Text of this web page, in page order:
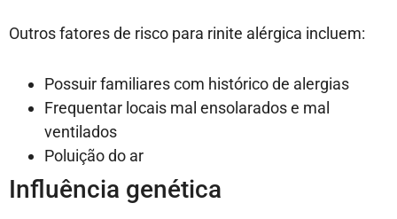
Outros fatores de risco para rinite alérgica incluem:
Possuir familiares com histórico de alergias
Frequentar locais mal ensolarados e mal
ventilados
Poluição do ar
Influência genética